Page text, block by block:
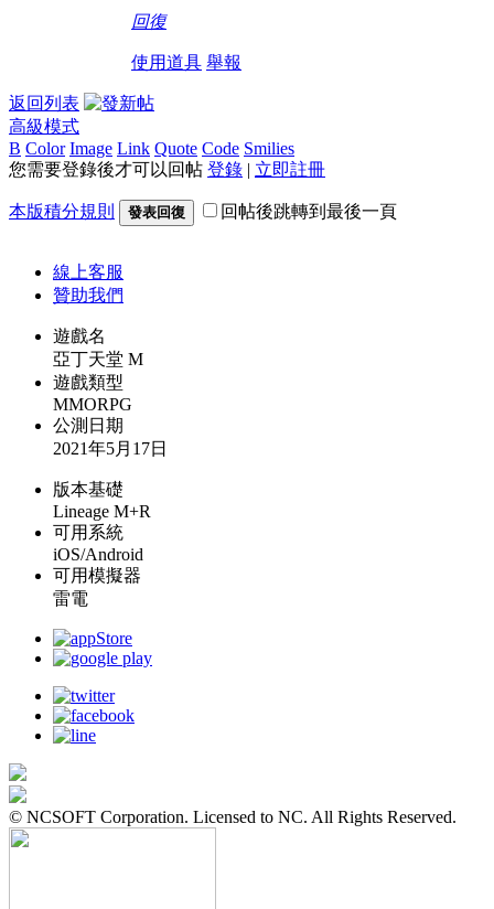
回復
使用道具 舉報
返回列表
高級模式
B Color Image Link Quote Code Smilies
您需要登錄後才可以回帖 登錄 | 立即註冊
本版積分規則 發表回復 回帖後跳轉到最後一頁
線上客服
贊助我們
遊戲名
亞丁天堂 M
遊戲類型
MMORPG
公測日期
2021年5月17日
版本基礎
Lineage M+R
可用系統
iOS/Android
可用模擬器
雷電
© NCSOFT Corporation. Licensed to NC. All Rights Reserved.